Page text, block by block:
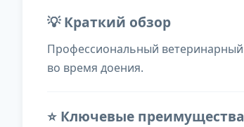
💡 Краткий обзор
Профессиональный
во время доения.
⭐ Ключевые преимущества